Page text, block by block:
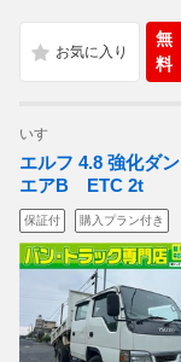
無
料
いすゞ
エルフ 4.8 強化ダ
エアB ETC 2t
保証付 購入プラン付き